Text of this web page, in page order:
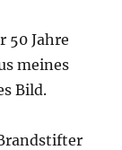
50 Jahre
meines
Bild.